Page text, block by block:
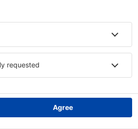
gebruikmaken van kamers met een
airconditioning, koffie- en
en internettoegang. Gasten kunnen
parkeren, een maaltijd in het
een hotel met zwembad. Daarnaast
District Prahova boeken in
Shuttle dienst aanbieden.
Hoeveel kost een
Prahova?